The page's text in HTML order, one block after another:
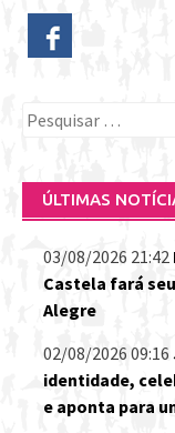
Pesquisar
ÚLTIMAS
03/08/2026 21:42
Castela fará
Alegre
02/08/2026 09:16
identidade,
e aponta para